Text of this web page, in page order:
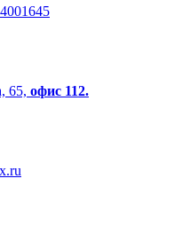
65, офис 112.